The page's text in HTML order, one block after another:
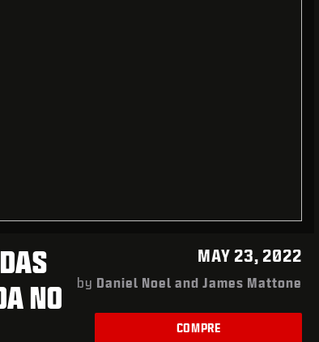
NO
MAY 23, 2022
by Daniel Noel and James Mattone
COMPRE